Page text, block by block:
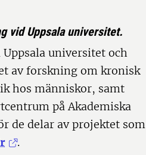
vid Uppsala universitet.
universitet och
av forskning om kronisk
hos människor, samt
på Akademiska
de delar av projektet som
.